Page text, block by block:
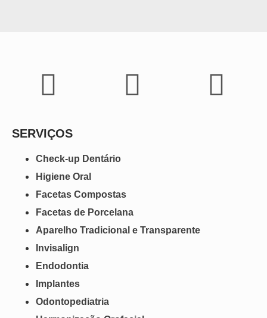
SERVIÇOS
Check-up Dentário
Higiene Oral
Facetas Compostas
Facetas de Porcelana
Aparelho Tradicional e Transparente
Invisalign
Endodontia
Implantes
Odontopediatria